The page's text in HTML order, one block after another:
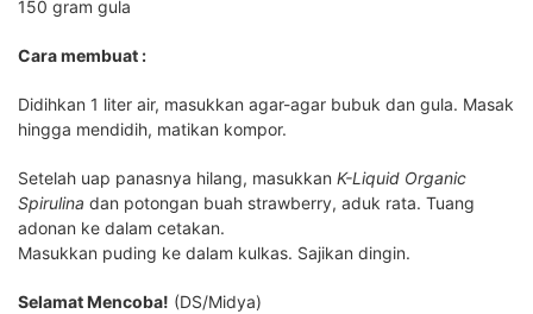
150 gram gula
Cara membuat :
Didihkan 1 liter air, masukkan agar-agar bubuk dan gula. Masak
hingga mendidih, matikan kompor.
Setelah uap panasnya hilang, masukkan K-Liquid Organic
Spirulina dan potongan buah strawberry, aduk rata. Tuang
adonan ke dalam cetakan.
Masukkan puding ke dalam kulkas. Sajikan dingin.
Selamat Mencoba! (DS/Midya)